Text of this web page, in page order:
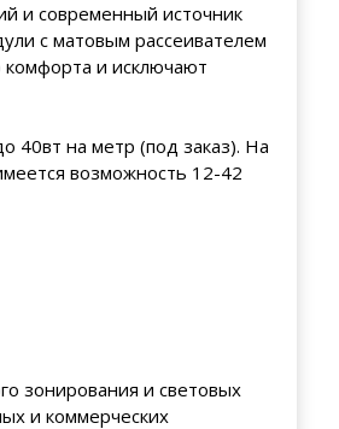
и современный источник
с матовым рассеивателем
комфорта и исключают
40вт на метр (под заказ). На
возможность 12-42
зонирования и световых
и коммерческих